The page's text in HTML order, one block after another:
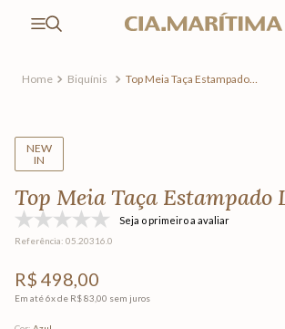
Biquínis
Top Meia Taça Estampado
NEW
IN
Top Meia Taça Estampado
Seja o primeiro a avaliar
Referência: 05.20316.0
R$ 498,00
Em até6x de R$83 00 sem juros